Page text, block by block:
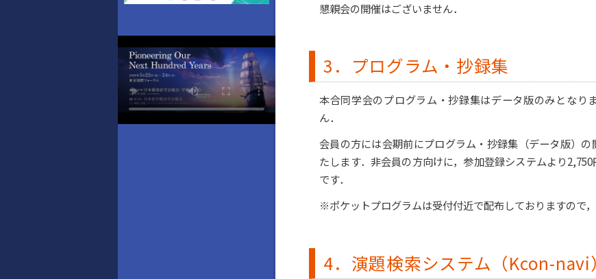
懇親会の開催はございません．
3．プログラム・抄録集
本合同学会のプログラム・抄録集はデータ版のみとなり
ん．
会員の方には会期前にプログラム・抄録集（データ版）
たします．非会員の方向けに，参加登録システムより
です．
※ポケットプログラムは受付付近で配布しておりますので，
4．演題検索システム（Kcon-navi）